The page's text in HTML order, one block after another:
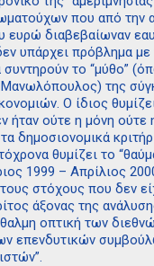
που από την
ευρώ διαβεβαίωναν
υπάρχει πρόβλημα με
συντηρούν το “μύθο”
Μανωλόπουλος) της
Ο ίδιος
ήταν ούτε η μόνη
δημοσιονομικά
θυμίζει το
1999 – Απρίλιος
στόχους που δεν
άξονας της
οπτική των
επενδυτικών